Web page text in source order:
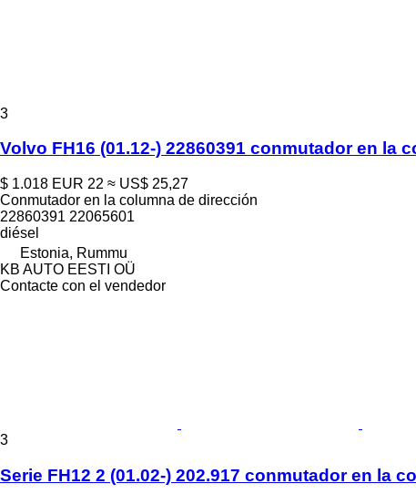
3
Volvo FH16 (01.12-) 22860391 conmutador en la
$ 1.018 EUR 22 ≈ US$ 25,27
Conmutador en la columna de dirección
22860391 22065601
diésel
Estonia, Rummu
KB AUTO EESTI OÜ
Contacte con el vendedor
3
Serie FH12 2 (01.02-) 202.917 conmutador en la